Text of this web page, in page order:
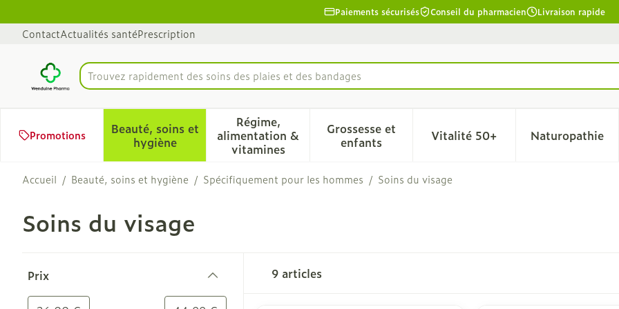
Paiements sécurisés Conseil du pharmacien Livraison rapide
ContactActualités santéPrescription
Rechercher
Trouvez rapidement des soins des plaies et des bandages
Promotions
Beauté, soins et
hygièneAfficher le sous-menu pour la catégorie Beauté, soins et hygiène
Régime,
alimentation &
vitaminesAfficher le sous-menu pour la catégorie Régime, alimentation &
Grossesse et
enfantsAfficher le sous-menu pour la catégorie
Vitalité 50+Afficher le sous-menu pour
Naturopathie
Afficher
Accueil / Beauté, soins et hygiène / Spécifiquement pour les hommes / Soins du visage
Soins du visage
Prix
9 articles